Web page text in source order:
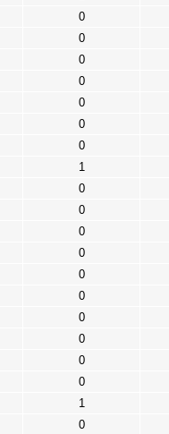
0
0
0
0
0
0
0
1
0
0
0
0
0
0
0
0
0
0
1
0